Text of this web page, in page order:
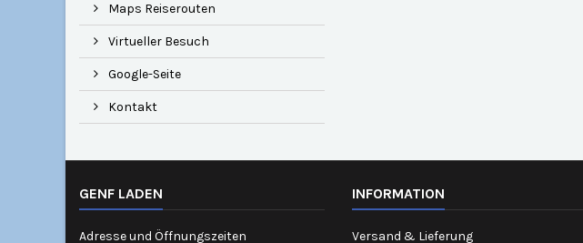
Maps Reiserouten
Virtueller Besuch
Google-Seite
Kontakt
GENF LADEN
Adresse und Öffnungszeiten
INFORMATION
Versand & Lieferung